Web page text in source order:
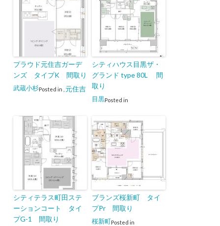
プラウド元住吉ガーデ
ンズ タイプK 間取り
Posted in
武蔵小杉 元住吉
シティハウス目黒ザ・
グランド type 80L 間
取り
Posted in
目黒
シティテラス町田ステ
ーションコート タイ
プG-1 間取り
ブランズ桜新町 タイ
プPr 間取り
Posted in
桜新町